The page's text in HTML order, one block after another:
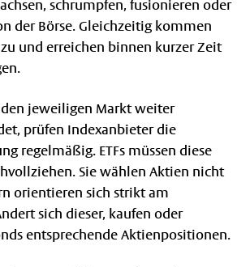
schrumpfen, fusionieren oder
der Börse. Gleichzeitig kommen
und erreichen binnen kurzer Zeit
jeweiligen Markt weiter
prüfen Indexanbieter die
regelmäßig. ETFs müssen diese
Sie wählen Aktien nicht
orientieren sich strikt am
sich dieser, kaufen oder
entsprechende Aktienpositionen.